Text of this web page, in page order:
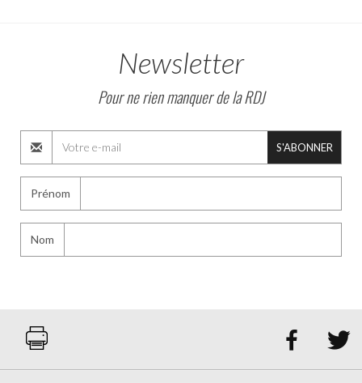
Newsletter
Pour ne rien manquer de la RDJ
S'ABONNER
Prénom
Nom
 